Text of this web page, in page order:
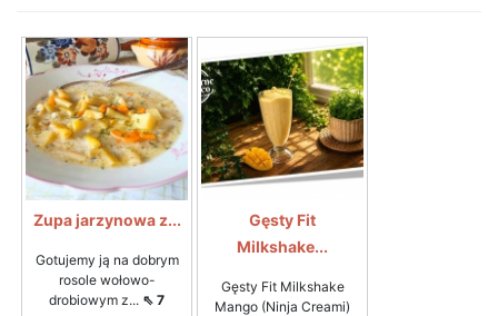
Zupa jarzynowa z...
Gotujemy ją na dobrym
rosole wołowo-
drobiowym z... ⇖ 7
Gęsty Fit
Milkshake...
Gęsty Fit Milkshake
Mango (Ninja Creami)